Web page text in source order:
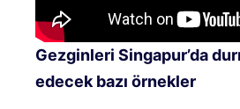
Gezginleri Singapur’da
edecek bazı örnekler